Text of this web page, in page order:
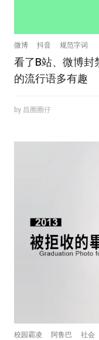
微博 抖音 规范字词
看了B站、微博封
的流行语多有趣
by 昌圈圈仔
校园霸凌 阿鲁巴 社会